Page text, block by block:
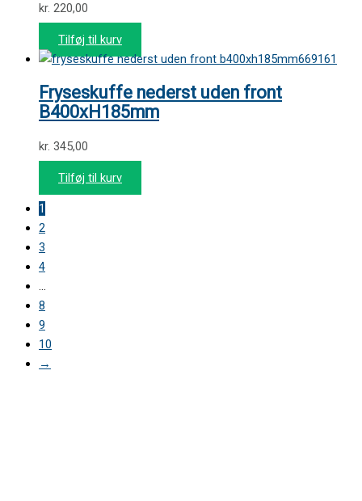
kr. 220,00
Tilføj til kurv
669161
Fryseskuffe nederst uden front
B400xH185mm
kr. 345,00
Tilføj til kurv
1
2
3
4
…
8
9
10
→